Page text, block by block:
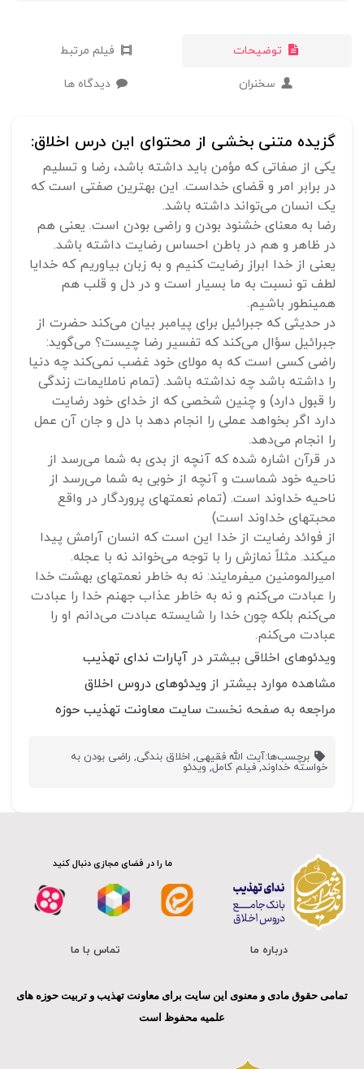
توضیحات فیلم مرتبط
سخنران دیدگاه ها
گزیده متنی بخشی از محتوای این درس اخلاق:
یکی از صفاتی که مؤمن باید داشته باشد، رضا و تسلیم
در برابر امر و قضای خداست. این بهترین صفتی است که
یک انسان می‌تواند داشته باشد.
رضا به معنای خشنود بودن و راضی بودن است. یعنی هم
در ظاهر و هم در باطن احساس رضایت داشته باشد.
یعنی از خدا ابراز رضایت کنیم و به زبان بیاوریم که خدایا
لطف تو نسبت به ما بسیار است و در دل و قلب هم
همینطور باشیم.
در حدیثی که جبرائیل برای پیامبر بیان می‌کند حضرت از
جبرائیل سؤال می‌کند که تفسیر رضا چیست؟ می‌گوید:
راضی کسی است که به مولای خود غضب نمی‌کند چه دنیا
را داشته باشد چه نداشته باشد. (تمام ناملایمات زندگی
را قبول دارد) و چنین شخصی که از خدای خود رضایت
دارد اگر بخواهد عملی را انجام دهد با دل و جان آن عمل
را انجام می‌دهد.
در قرآن اشاره شده که آنچه از بدی به شما می‌رسد از
ناحیه خود شماست و آنچه از خوبی به شما می‌رسد از
ناحیه خداوند است. (تمام نعمتهای پروردگار در واقع
محبتهای خداوند است)
از فوائد رضایت از خدا این است که انسان آرامش پیدا
می‎کند. مثلاً نمازش را با توجه می‌خواند نه با عجله.
امیرالمومنین می‎فرمایند: نه به خاطر نعمتهای بهشت خدا
را عبادت می‌کنم و نه به خاطر عذاب جهنم خدا را عبادت
می‌کنم بلکه چون خدا را شایسته عبادت می‌دانم او را
عبادت می‌کنم.
ویدئوهای اخلاقی بیشتر در آپارات ندای تهذیب
مشاهده موارد بیشتر از ویدئوهای دروس اخلاق
مراجعه به صفحه نخست سایت معاونت تهذیب حوزه
برچسب‌ها:آیت الله فقیهی, اخلاق بندگی, راضی بودن به
خواسته خداوند, فیلم کامل,ویدئو
ما را در فضای مجازی دنبال کنید
درباره ما تماس با ما
تمامی حقوق مادی و معنوی این سایت برای معاونت تهذیب و تربیت حوزه های
علمیه محفوظ است